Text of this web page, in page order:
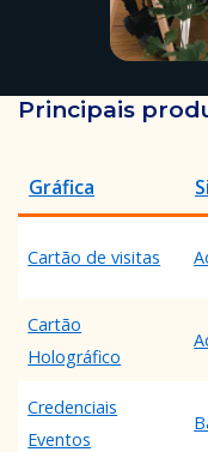
Principais
Gráfica
Cartão de visitas
Cartão
Holográfico
Credenciais
Eventos